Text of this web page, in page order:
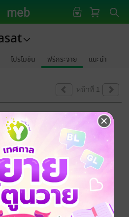
โปรโมชัน ฟรีกระจาย แนะนำ
หน้าที่ 1
ยด้วยนะคะ
นหัวข้อที่คุณกำลังชมค่ะ